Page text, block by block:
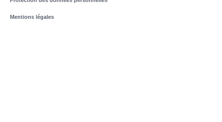
Mentions légales